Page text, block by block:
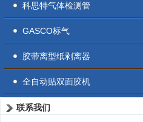
科思特气体检测管
GASCO标气
胶带离型纸剥离器
全自动贴双面胶机
联系我们